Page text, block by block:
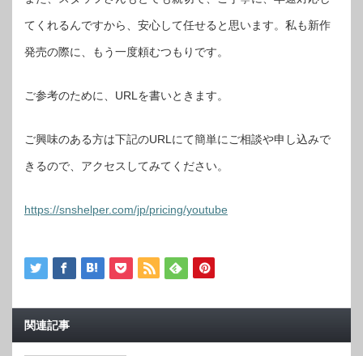
てくれるんですから、安心して任せると思います。私も新作
発売の際に、もう一度頼むつもりです。
ご参考のために、URLを書いときます。
ご興味のある方は下記のURLにて簡単にご相談や申し込みで
きるので、アクセスしてみてください。
https://snshelper.com/jp/pricing/youtube
関連記事